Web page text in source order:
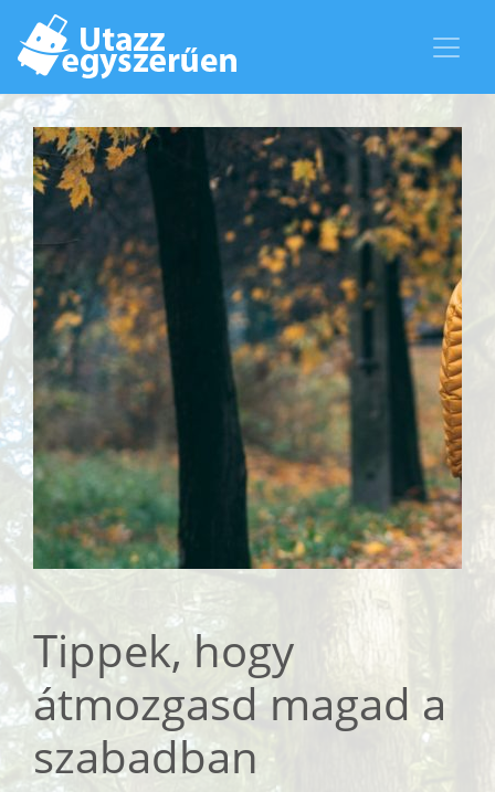
Tippek, hogy
átmozgasd magad a
szabadban